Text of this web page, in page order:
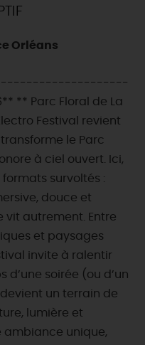
END
Orléans
** Parc Floral de La
Festival revient
le Parc
à ciel ouvert. Ici,
survoltés :
douce et
vit autrement. Entre
et paysages
invite à ralentir
d’une soirée (ou d’un
un terrain de
lumière et
ambiance unique,